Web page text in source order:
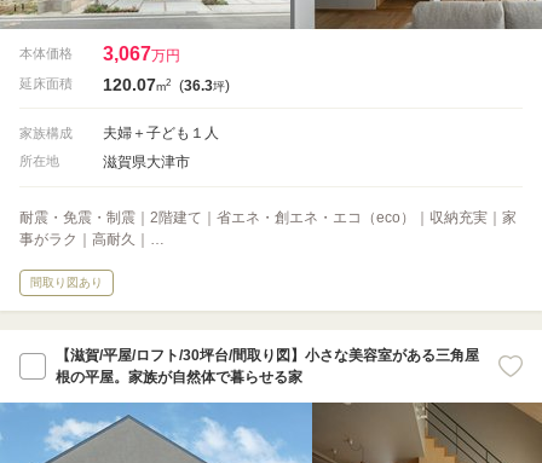
本体価格 3,067万円
延床面積 120.07m2 (36.3坪)
家族構成 夫婦＋子ども１人
所在地 滋賀県大津市
耐震・免震・制震｜2階建て｜省エネ・創エネ・エコ（eco）｜収納充実｜家
事がラク｜高耐久｜…
間取り図あり
【滋賀/平屋/ロフト/30坪台/間取り図】小さな美容室がある三角屋
根の平屋。家族が自然体で暮らせる家